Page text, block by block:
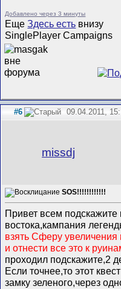
Добавлено через 3 минуты
ЕщеЗдесь есть внизу
SinglePlayer Campaigns
#6 09.04.2011,
missdj
SOS!!!!!!!!!!!!
Привет всем подскажите
востока,кампания
взять Сферу
и отнести все это к
проходил подскажите,2
Если точнее,то этот
замку зеленого,через